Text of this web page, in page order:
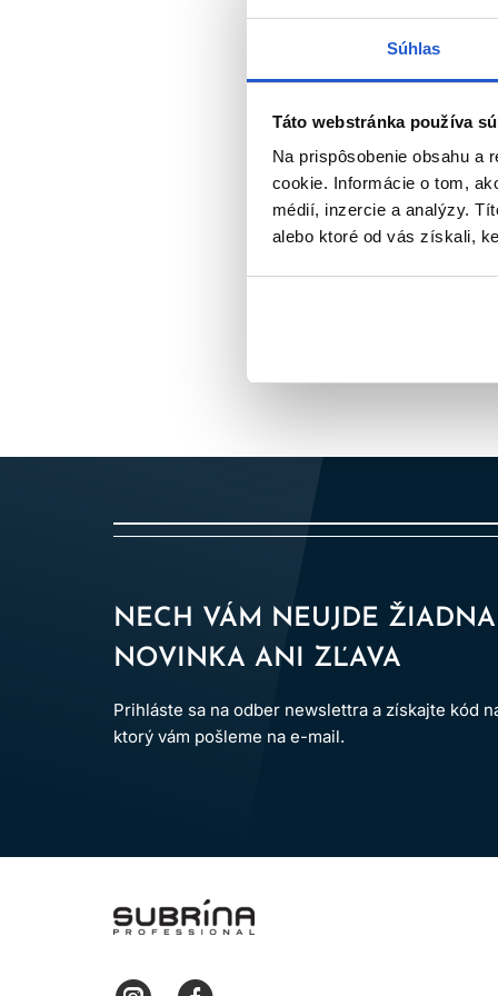
Súhlas
Táto webstránka používa
Na prispôsobenie obsahu a
cookie. Informácie o tom,
médií, inzercie a analýzy.
alebo ktoré od vás získali,
Zapínanie nesmie tlačiť, škriabať
hygienického
Ľahký syntetický materiál je
vyššiu ochranu, no v teplom
Strihací golier môže pomôcť
sledujte tvar,
chemickou
Čisté a použité kadernícke pláštenky
materiál sa môže
Subrina
12.50 €
NECH VÁM NEUJDE ŽIADNA
NOVINKA ANI ZĽAVA
Prihláste sa na odber newslettra a získajte kód
ktorý vám pošleme na e-mail.
LOMAX